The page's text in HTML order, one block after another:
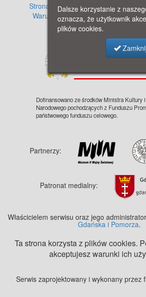
Strona główna · Informacje o
Warunki używania zasobów
·
serwisu
· Polityka
Dofinansowano ze środków Ministra Kultury
Narodowego pochodzących z Funduszu
państwowego funduszu celowego.
Partnerzy:
Patronat medialny:
Właścicielem serwisu oraz jego
Gdańska i Pomorza.
Ta strona korzysta z plików cookies.
akceptujesz warunki ich
Serwis zaprojektowany i wykonany przez
Dalsze korzystanie z
oznacza, że użytkownik
plików cookies.